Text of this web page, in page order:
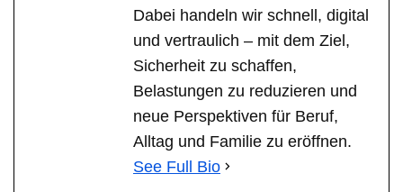
Dabei handeln wir schnell, digital
und vertraulich – mit dem Ziel,
Sicherheit zu schaffen,
Belastungen zu reduzieren und
neue Perspektiven für Beruf,
Alltag und Familie zu eröffnen.
See Full Bio